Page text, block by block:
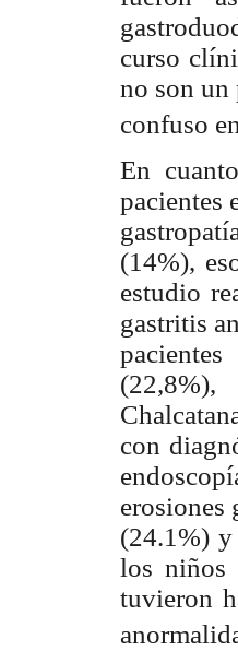
curso
no son un
confuso
En
pacientes
(14%),
estudio
gastritis
con
erosiones
(24.1%) y
los niños
tuvieron